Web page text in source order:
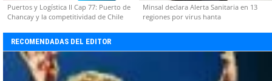
Puertos y Logística II Cap 77: Puerto de
Chancay y la competitividad de Chile
Minsal declara Alerta Sanitaria en 13
regiones por virus hanta
RECOMENDADAS DEL EDITOR